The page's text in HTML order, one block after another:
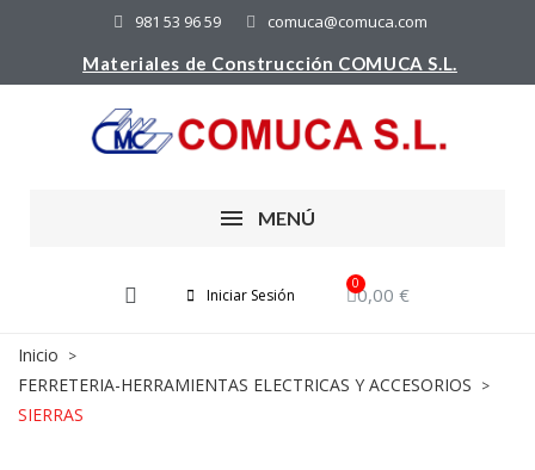
981 53 96 59
comuca@comuca.com
Materiales de Construcción COMUCA S.L.
MENÚ
Iniciar Sesión 0,00 €
Inicio
FERRETERIA-HERRAMIENTAS ELECTRICAS Y ACCESORIOS
SIERRAS